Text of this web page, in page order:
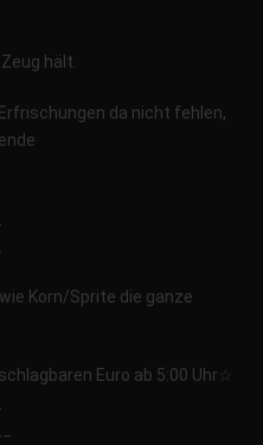
hält.
da nicht fehlen,
Korn/Sprite die ganze
Euro ab 5:00 Uhr☆